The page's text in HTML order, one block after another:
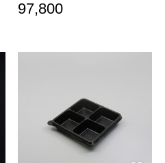
97,800